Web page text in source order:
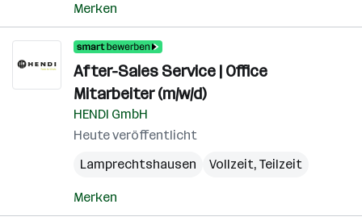
Merken
After-Sales Service | Office
Mitarbeiter (m/w/d)
HENDI GmbH
Heute veröffentlicht
Lamprechtshausen
Vollzeit, Teilzeit
Merken